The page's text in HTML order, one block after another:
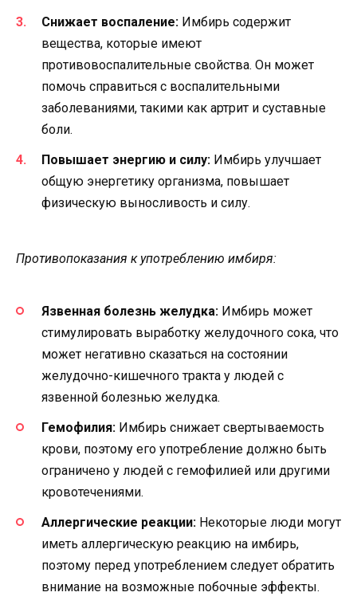
Снижает воспаление: Имбирь содержит
вещества, которые имеют
противовоспалительные свойства. Он может
помочь справиться с воспалительными
заболеваниями, такими как артрит и суставные
боли.
Повышает энергию и силу: Имбирь улучшает
общую энергетику организма, повышает
физическую выносливость и силу.
Противопоказания к употреблению имбиря:
Язвенная болезнь желудка: Имбирь может
стимулировать выработку желудочного сока, что
может негативно сказаться на состоянии
желудочно-кишечного тракта у людей с
язвенной болезнью желудка.
Гемофилия: Имбирь снижает свертываемость
крови, поэтому его употребление должно быть
ограничено у людей с гемофилией или другими
кровотечениями.
Аллергические реакции: Некоторые люди могут
иметь аллергическую реакцию на имбирь,
поэтому перед употреблением следует обратить
внимание на возможные побочные эффекты.